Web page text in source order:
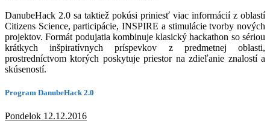
DanubeHack 2.0 sa taktiež pokúsi priniesť viac informácií z oblastí
Citizens Science, participácie, INSPIRE a stimulácie tvorby nových
projektov. Formát podujatia kombinuje klasický hackathon so sériou
krátkych inšpiratívnych príspevkov z predmetnej oblasti,
prostredníctvom ktorých poskytuje priestor na zdieľanie znalostí a
skúseností.
Program DanubeHack 2.0
Pondelok 12.12.2016